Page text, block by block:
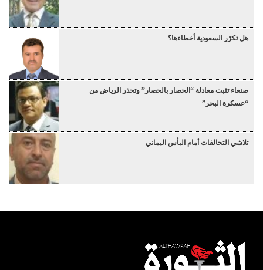
هل تكرّر السعودية أخطاءها؟
صنعاء تثبت معادلة “الحصار بالحصار” وتحذر الرياض من
“عسكرة البحر”
تلاشي التحالفات أمام البأس اليماني